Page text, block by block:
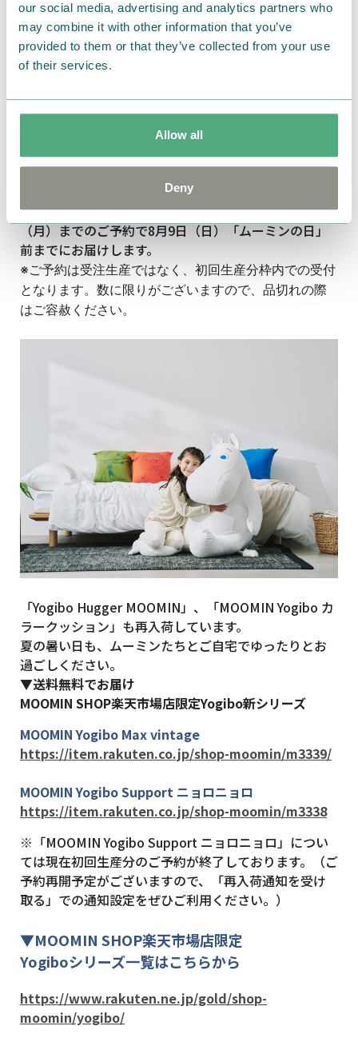
our social media, advertising and analytics partners who
may combine it with other information that you’ve
provided to them or that they’ve collected from your use
of their services.
Allow all
Deny
新シリーズの「MOOMIN Yogibo Max Vintage」と
「MOOMIN Yogibo Support ニョロニョロ」は7月20日
（月）までのご予約で8月9日（日）「ムーミンの日」
前までにお届けします。
※ご予約は受注生産ではなく、初回生産分枠内での受付
となります。数に限りがございますので、品切れの際
はご容赦ください。
「Yogibo Hugger MOOMIN」、「MOOMIN Yogibo カ
ラークッション」も再入荷しています。
夏の暑い日も、ムーミンたちとご自宅でゆったりとお
過ごしください。
▼送料無料でお届け
MOOMIN SHOP楽天市場店限定Yogibo新シリーズ
MOOMIN Yogibo Max vintage
https://item.rakuten.co.jp/shop-moomin/m3339/
MOOMIN Yogibo Support ニョロニョロ
https://item.rakuten.co.jp/shop-moomin/m3338
※「MOOMIN Yogibo Support ニョロニョロ」につい
ては現在初回生産分のご予約が終了しております。（ご
予約再開予定がございますので、「再入荷通知を受け
取る」での通知設定をぜひご利用ください。）
▼MOOMIN SHOP楽天市場店限定
Yogiboシリーズ一覧はこちらから
https://www.rakuten.ne.jp/gold/shop-
moomin/yogibo/